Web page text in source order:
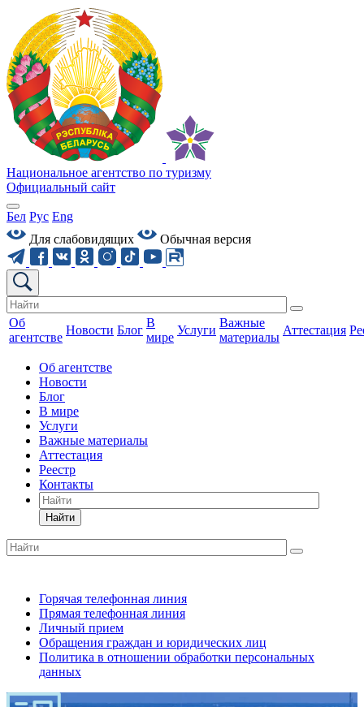
Национальное агентство по туризму
Официальный сайт
Бел Рус Eng
Для слабовидящих
Обычная версия
Об
агентстве
Новости Блог
В
мире
Услуги
Важные
материалы
Аттестация
Об агентстве
Новости
Блог
В мире
Услуги
Важные материалы
Аттестация
Реестр
Контакты
Найти
Горячая телефонная линия
Прямая телефонная линия
Личный прием
Обращения граждан и юридических лиц
Политика в отношении обработки персональных
данных